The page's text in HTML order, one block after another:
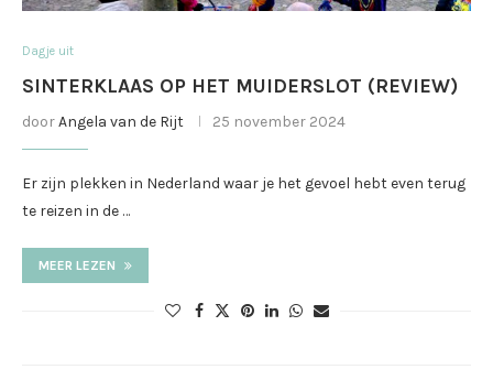
Dagje uit
SINTERKLAAS OP HET MUIDERSLOT (REVIEW)
doorAngela van de Rijt 25 november 2024
Er zijn plekken in Nederland waar je het gevoel hebt even terug
te reizen in de …
MEER LEZEN